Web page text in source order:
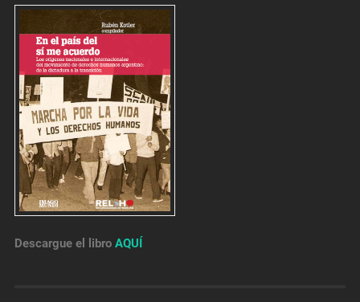
Descargue el libro AQUÍ